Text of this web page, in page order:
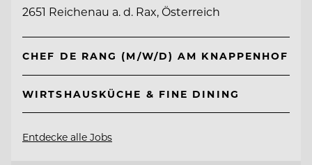
2651 Reichenau a. d. Rax, Österreich
CHEF DE RANG (M/W/D) AM KNAPPENHOF
WIRTSHAUSKÜCHE & FINE DINING
Entdecke alle Jobs